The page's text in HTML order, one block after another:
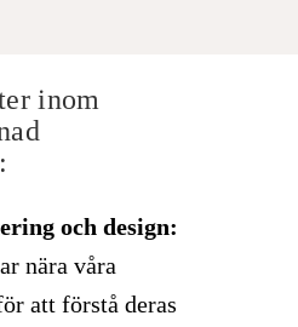
inom
och design:
nära våra
att förstå deras